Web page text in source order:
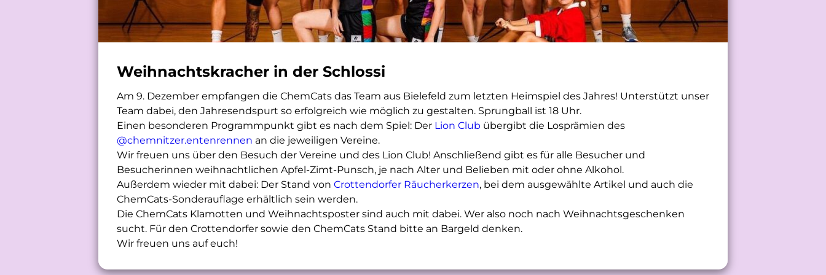
Weihnachtskracher in der Schlossi
Am 9. Dezember empfangen die ChemCats das Team aus Bielefeld zum letzten Heimspiel des Jahres! Unterstützt unser
Team dabei, den Jahresendspurt so erfolgreich wie möglich zu gestalten. Sprungball ist 18 Uhr.
Einen besonderen Programmpunkt gibt es nach dem Spiel: Der Lion Club übergibt die Losprämien des
@chemnitzer.entenrennen an die jeweiligen Vereine.
Wir freuen uns über den Besuch der Vereine und des Lion Club! Anschließend gibt es für alle Besucher und
Besucherinnen weihnachtlichen Apfel-Zimt-Punsch, je nach Alter und Belieben mit oder ohne Alkohol.
Außerdem wieder mit dabei: Der Stand von Crottendorfer Räucherkerzen, bei dem ausgewählte Artikel und auch die
ChemCats-Sonderauflage erhältlich sein werden.
Die ChemCats Klamotten und Weihnachtsposter sind auch mit dabei. Wer also noch nach Weihnachtsgeschenken
sucht. Für den Crottendorfer sowie den ChemCats Stand bitte an Bargeld denken.
Wir freuen uns auf euch!